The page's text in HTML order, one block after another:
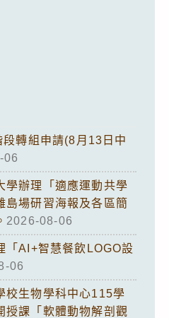
轉組申請(8月13日中
06
學辦理「適應運動共學
島場研習海報及各區簡
2026-08-06
「AI+智慧餐飲LOGO設
06
校生物學科中心115學
授課「軟體動物解剖觀